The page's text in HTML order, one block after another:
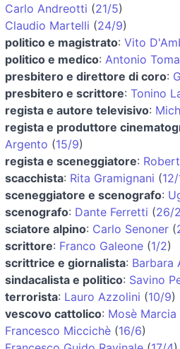
Carlo Andreotti (21/5)
Claudio Martelli (24/9)
politico e magistrato: Vito
politico e medico: Antonio
presbitero e direttore di coro:
presbitero e scrittore: Tonino
regista e autore televisivo:
regista e produttore
Argento (15/9)
regista e sceneggiatore:
scacchista: Rita Gramignani (
sceneggiatore e scenografo:
scenografo: Dante Ferretti (26/2
sciatore alpino: Carlo Senoner (
scrittore: Franco Galeone (1/2)
scrittrice e giornalista: Barbara
sindacalista e politico: Savino
terrorista: Lauro Azzolini (10/9)
vescovo cattolico: Mosè Marcia
Francesco Miccichè (16/6)